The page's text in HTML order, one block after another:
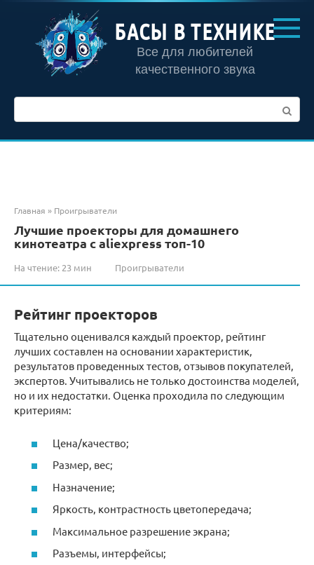
контенту
БАСЫ В ТЕХНИКЕ
Все для любителей
качественного звука
Главная » Проигрыватели
Лучшие проекторы для домашнего
кинотеатра с aliexpress топ-10
На чтение: 23 мин Проигрыватели
Рейтинг проекторов
Тщательно оценивался каждый проектор, рейтинг
лучших составлен на основании характеристик,
результатов проведенных тестов, отзывов покупателей,
экспертов. Учитывались не только достоинства моделей,
но и их недостатки. Оценка проходила по следующим
критериям:
Цена/качество;
Размер, вес;
Назначение;
Яркость, контрастность цветопередача;
Максимальное разрешение экрана;
Разъемы, интерфейсы;